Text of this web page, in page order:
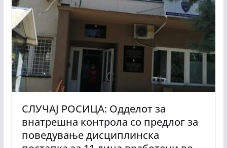
СЛУЧАЈ РОСИЦА: Одделот за
внатрешна контрола со предлог за
поведување дисциплинска